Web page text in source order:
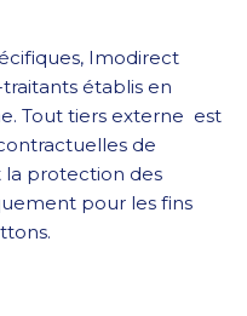
Imodirect
établis en
Tout tiers externe est
de
protection des
pour les fins